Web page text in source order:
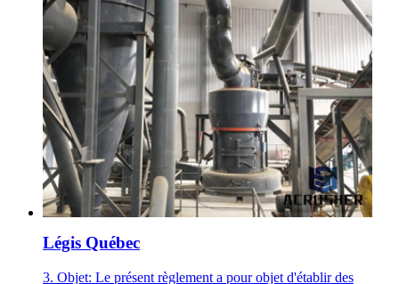
Légis Québec
3. Objet: Le présent règlement a pour objet d'établir des